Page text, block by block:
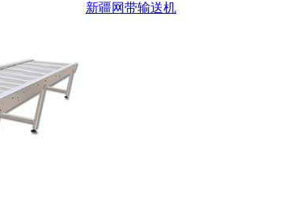
新疆网带输送机